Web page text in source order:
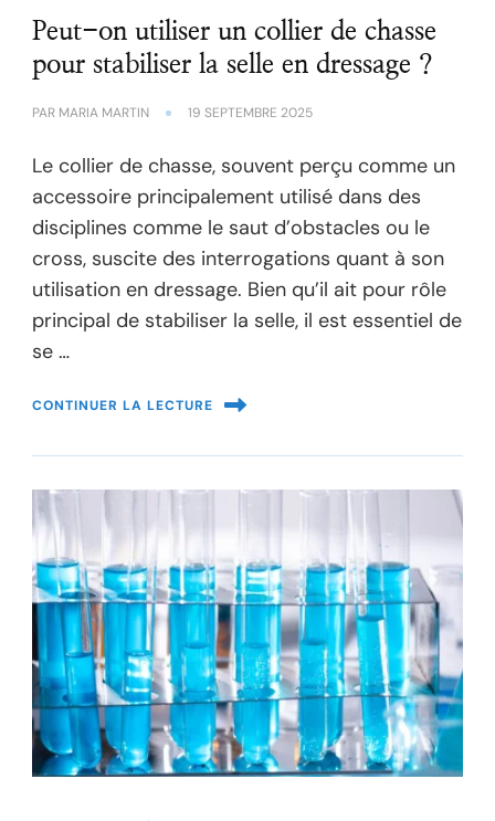
Peut-on utiliser un collier de chasse
pour stabiliser la selle en dressage ?
PAR MARIA MARTIN 19 SEPTEMBRE 2025
Le collier de chasse, souvent perçu comme un
accessoire principalement utilisé dans des
disciplines comme le saut d’obstacles ou le
cross, suscite des interrogations quant à son
utilisation en dressage. Bien qu’il ait pour rôle
principal de stabiliser la selle, il est essentiel de
se …
CONTINUER LA LECTURE